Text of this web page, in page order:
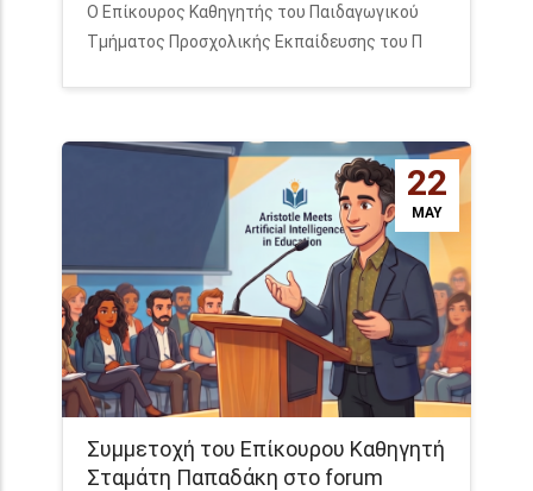
Ο Επίκουρος Καθηγητής του Παιδαγωγικού
Τμήματος Προσχολικής Εκπαίδευσης του Π
22
MAY
Συμμετοχή του Επίκουρου Καθηγητή
Σταμάτη Παπαδάκη στο forum